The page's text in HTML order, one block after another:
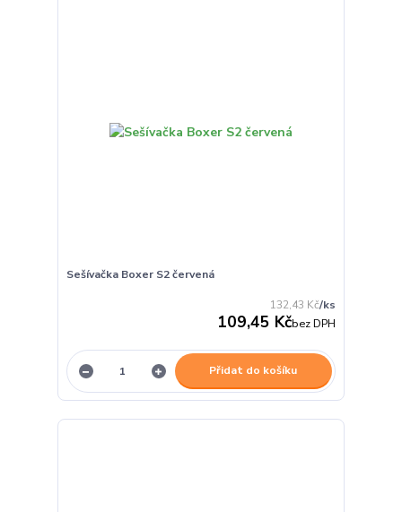
Sešívačka Boxer S2 červená
132,43 Kč/ks
109,45 Kčbez DPH
Přidat do košíku